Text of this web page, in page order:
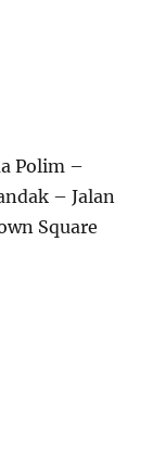
Polim –
– Jalan
Square